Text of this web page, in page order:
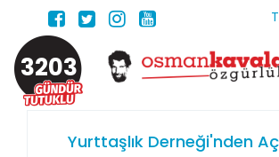
3203
Yurttaşlık Derneği'nden